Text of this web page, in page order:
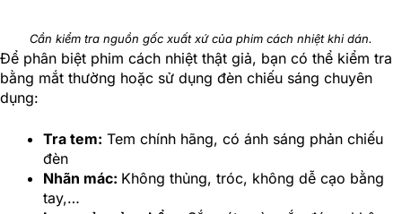
Cần kiểm tra nguồn gốc xuất xứ của phim cách nhiệt khi dán.
Để phân biệt phim cách nhiệt thật giả, bạn có thể kiểm tra
bằng mắt thường hoặc sử dụng đèn chiếu sáng chuyên
dụng:
Tra tem: Tem chính hãng, có ánh sáng phản chiếu
đèn
Nhãn mác: Không thủng, tróc, không dễ cạo bằng
tay,…